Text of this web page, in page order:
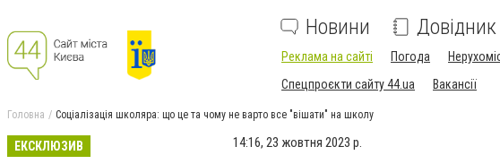
Новини Довідник
Реклама на сайті Погода
Спецпроєкти сайту 44.ua
Вакансії
Головна Соціалізація школяра: що це та чому не варто все "вішати" на школу
ЕКСКЛЮЗИВ 14:16, 23 жовтня 2023 р.